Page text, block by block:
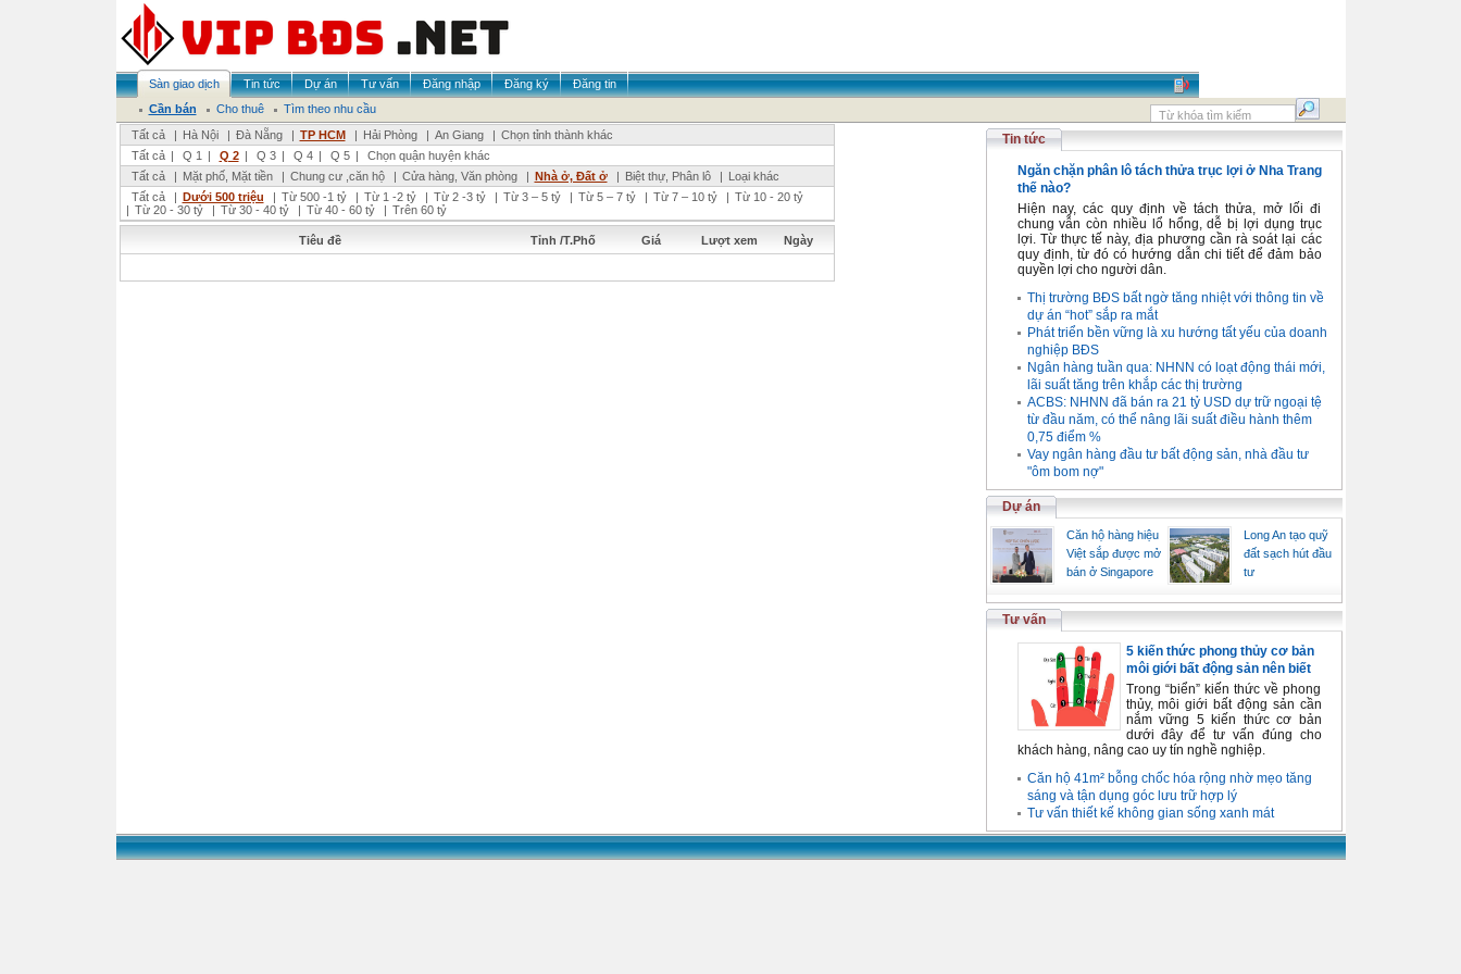
Sàn giao dịch Tin tức Dự án Tư vấn Đăng nhập Đăng ký
Đăng tin
Cần bán
Cho thuê
Tìm theo nhu cầu
Tất cả
| Hà Nội | Đà Nẵng | TP HCM | Hải Phòng | An Giang | Chọn tỉnh thành khác
Tất cả | Q 1 | Q 2 | Q 3 | Q 4 | Q 5 |
Chọn quận huyện khác
Tất cả
| Mặt phố, Mặt tiền | Chung cư ,căn hộ | Cửa hàng, Văn phòng | Nhà ở, Đất ở | Biệt thự, Phân lô | Loại khác
Tất cả
| Dưới 500 triệu | Từ 500 -1 tỷ | Từ 1 -2 tỷ | Từ 2 -3 tỷ | Từ 3 – 5 tỷ | Từ 5 – 7 tỷ | Từ 7 – 10 tỷ | Từ 10 - 20 tỷ
| Từ 20 - 30 tỷ | Từ 30 - 40 tỷ | Từ 40 - 60 tỷ | Trên 60 tỷ
Tiêu đề Tỉnh /T.Phố Giá Lượt xem Ngày
Tin tức
Ngăn chặn phân lô tách thửa trục lợi ở Nha Trang
thế nào?
Hiện nay, các quy định về tách thửa, mở lối đi
chung vẫn còn nhiều lổ hổng, dễ bị lợi dụng trục
lợi. Từ thực tế này, địa phương cần rà soát lại các
quy định, từ đó có hướng dẫn chi tiết để đảm bảo
quyền lợi cho người dân.
Thị trường BĐS bất ngờ tăng nhiệt với thông tin về
dự án “hot” sắp ra mắt
Phát triển bền vững là xu hướng tất yếu của doanh
nghiệp BĐS
Ngân hàng tuần qua: NHNN có loạt động thái mới,
lãi suất tăng trên khắp các thị trường
ACBS: NHNN đã bán ra 21 tỷ USD dự trữ ngoại tệ
từ đầu năm, có thể nâng lãi suất điều hành thêm
0,75 điểm %
Vay ngân hàng đầu tư bất động sản, nhà đầu tư
"ôm bom nợ"
Dự án
Căn hộ hàng hiệu
Việt sắp được mở
bán ở Singapore
Long An tạo quỹ
đất sạch hút đầu
tư
Tư vấn
5 kiến thức phong thủy cơ bản
môi giới bất động sản nên biết
Trong “biển” kiến thức về phong
thủy, môi giới bất động sản cần
nắm vững 5 kiến thức cơ bản
dưới đây để tư vấn đúng cho
khách hàng, nâng cao uy tín nghề nghiệp.
Căn hộ 41m² bỗng chốc hóa rộng nhờ mẹo tăng
sáng và tận dụng góc lưu trữ hợp lý
Tư vấn thiết kế không gian sống xanh mát